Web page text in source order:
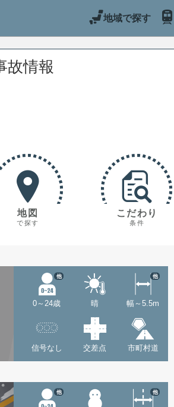
地域で探す
故情報
地図
で探す
こだわり
条件
0～24歳
他
晴 幅～5.5m
他
信号なし 交差点 市町村道
他 他